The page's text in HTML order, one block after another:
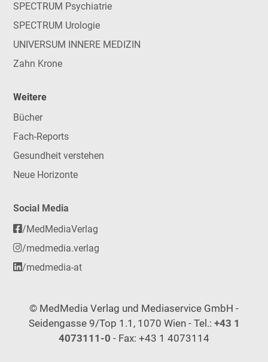
SPECTRUM Psychiatrie
SPECTRUM Urologie
UNIVERSUM INNERE MEDIZIN
Zahn Krone
Weitere
Bücher
Fach-Reports
Gesundheit verstehen
Neue Horizonte
Social Media
/MedMediaVerlag
/medmedia.verlag
/medmedia-at
© MedMedia Verlag und Mediaservice GmbH -
Seidengasse 9/Top 1.1, 1070 Wien - Tel.: +43 1
4073111-0 - Fax: +43 1 4073114